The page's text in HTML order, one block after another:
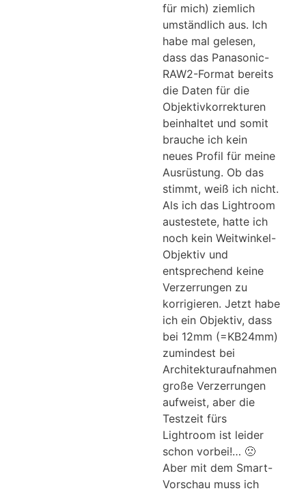
für mich) ziemlich
umständlich aus. Ich
habe mal gelesen,
dass das Panasonic-
RAW2-Format bereits
die Daten für die
Objektivkorrekturen
beinhaltet und somit
brauche ich kein
neues Profil für meine
Ausrüstung. Ob das
stimmt, weiß ich nicht.
Als ich das Lightroom
austestete, hatte ich
noch kein Weitwinkel-
Objektiv und
entsprechend keine
Verzerrungen zu
korrigieren. Jetzt habe
ich ein Objektiv, dass
bei 12mm (=KB24mm)
zumindest bei
Architekturaufnahmen
große Verzerrungen
aufweist, aber die
Testzeit fürs
Lightroom ist leider
schon vorbei!… 🙁
Aber mit dem Smart-
Vorschau muss ich